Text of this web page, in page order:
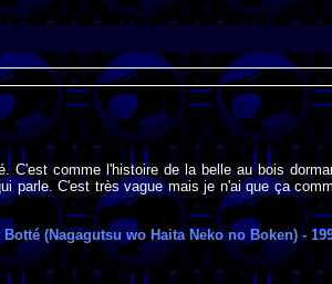
C'est comme l'histoire de la belle au bois
parle. C'est très vague mais je n'ai que ça
(Nagagutsu wo Haita Neko no Boken)-